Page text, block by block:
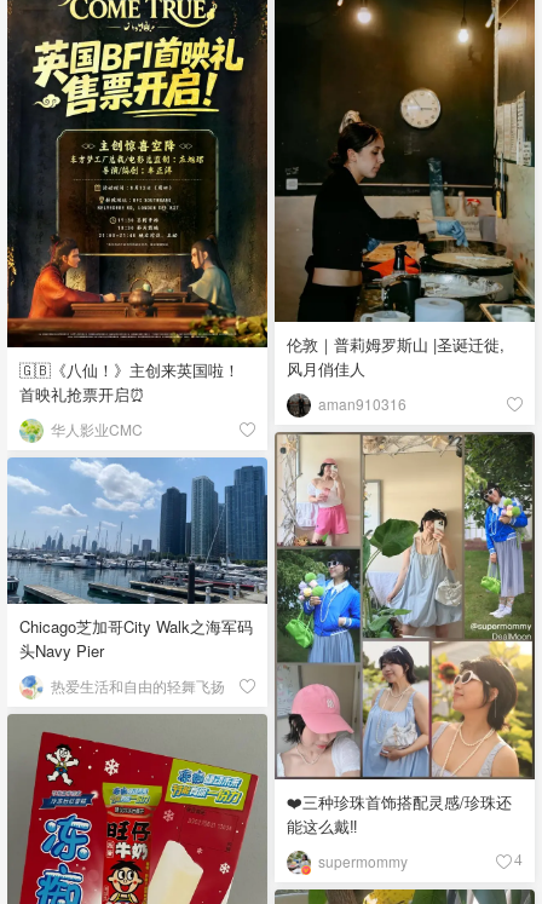
🇬🇧《八仙！》主创来英国啦！
首映礼抢票开启⏰
华人影业CMC
伦敦｜普莉姆罗斯山 |圣诞迁徙,
风月俏佳人
aman910316
❤️三种珍珠首饰搭配灵感/珍珠还
能这么戴‼️
supermommy 4
Chicago芝加哥City Walk之海军码
头Navy Pier
热爱生活和自由的轻舞飞扬